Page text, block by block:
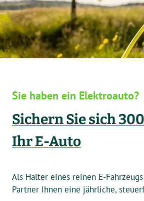
Sie haben ein Elektroauto?
Sichern Sie sich
Ihr E-Auto
Als Halter eines reinen E-
Partner Ihnen eine jährliche,